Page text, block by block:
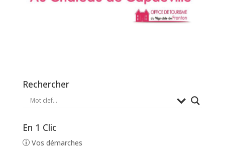
Rechercher
En 1 Clic
Vos démarches